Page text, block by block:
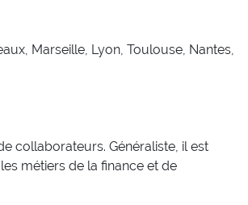
Marseille, Lyon, Toulouse, Nantes,
collaborateurs. Généraliste, il est
métiers de la finance et de